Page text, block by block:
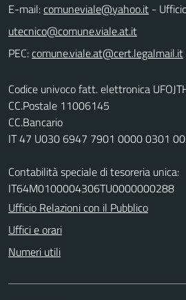
E-mail:
-
PEC:
Codice univoco fatt. elettronica
CC.Postale 11006145
CC.Bancario
IT 47 U030 6947 7901 0000 0301
Contabilità speciale di tesoreria unica:
IT64M0100004306TU0000000288
Ufficio Relazioni con il Pubblico
Uffici e orari
Numeri utili